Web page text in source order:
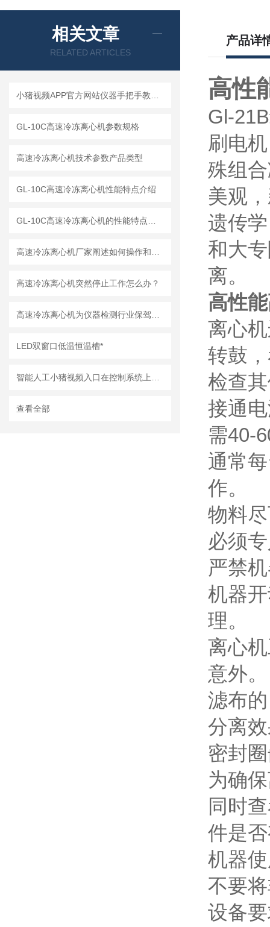
相关文章
RELATED ARTICLES
GL-10C高速冷冻离心机参数规格
高速冷冻离心机技术参数产品类型
GL-10C高速冷冻离心机性能特点介绍
高速冷冻离心机突然停止工作怎么办？
LED双窗口低温恒温槽*
查看全部
产品详
高性
Gl-21B
刷电机
殊组合
美观
遗传学
和大专
离。
高性
离心机
转鼓
检查其
接通
需40-60
通常每
作。
物料尽
必须专
严禁机
机器开
理。
离心机
意外。
滤布的
分离效
密封圈
为确保
同时
件是否
机器使
不要
设备要